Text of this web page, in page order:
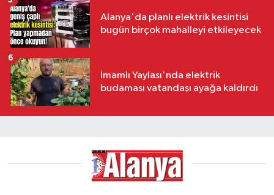
Alanya'da planlı elektrik kesintisi
bugün birçok mahalleyi etkileyecek
İmamlı Yaylası'nda elektrik
budaması vatandaşı ayağa kaldırdı
6